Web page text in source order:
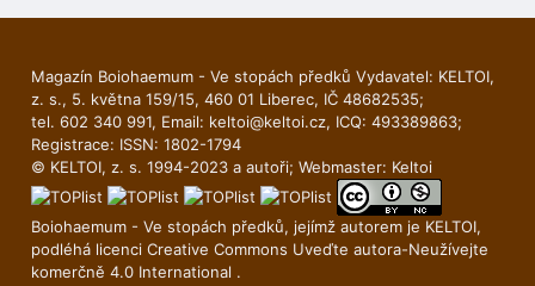
Magazín Boiohaemum - Ve stopách předků Vydavatel: KELTOI,
z. s., 5. května 159/15, 460 01 Liberec, IČ 48682535;
tel. 602 340 991, Email: keltoi@keltoi.cz, ICQ: 493389863;
Registrace: ISSN: 1802-1794
© KELTOI, z. s. 1994-2023 a autoři; Webmaster: Keltoi
Boiohaemum - Ve stopách předků, jejímž autorem je KELTOI,
podléhá licenci Creative Commons Uveďte autora-Neuží­vejte
komerčně 4.0 International .